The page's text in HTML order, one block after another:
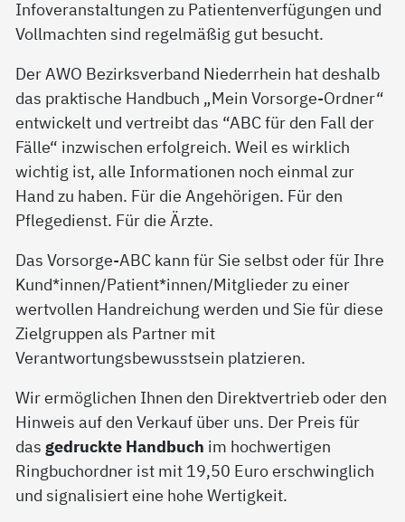
Infoveranstaltungen zu Patientenverfügungen und
Vollmachten sind regelmäßig gut besucht.
Der AWO Bezirksverband Niederrhein hat deshalb
das praktische Handbuch „Mein Vorsorge-Ordner“
entwickelt und vertreibt das “ABC für den Fall der
Fälle“ inzwischen erfolgreich. Weil es wirklich
wichtig ist, alle Informationen noch einmal zur
Hand zu haben. Für die Angehörigen. Für den
Pflegedienst. Für die Ärzte.
Das Vorsorge-ABC kann für Sie selbst oder für Ihre
Kund*innen/Patient*innen/Mitglieder zu einer
wertvollen Handreichung werden und Sie für diese
Zielgruppen als Partner mit
Verantwortungsbewusstsein platzieren.
Wir ermöglichen Ihnen den Direktvertrieb oder den
Hinweis auf den Verkauf über uns. Der Preis für
das gedruckte Handbuch im hochwertigen
Ringbuchordner ist mit 19,50 Euro erschwinglich
und signalisiert eine hohe Wertigkeit.